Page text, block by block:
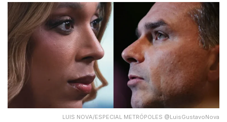
LUIS NOVA/ESPECIAL METRÓPOLES @LuisGustavoNova